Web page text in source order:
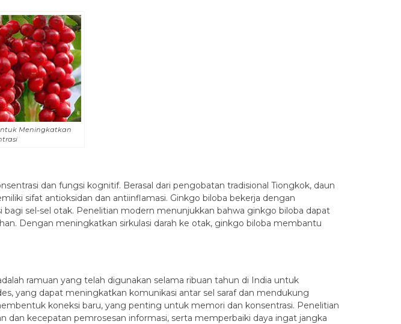
Meningkatkan
dan fungsi kognitif. Berasal dari pengobatan tradisional Tiongkok, daun
sifat antioksidan dan antiinflamasi. Ginkgo biloba bekerja dengan
sel-sel otak. Penelitian modern menunjukkan bahwa ginkgo biloba dapat
Dengan meningkatkan sirkulasi darah ke otak, ginkgo biloba membantu
ramuan yang telah digunakan selama ribuan tahun di India untuk
yang dapat meningkatkan komunikasi antar sel saraf dan mendukung
koneksi baru, yang penting untuk memori dan konsentrasi. Penelitian
kecepatan pemrosesan informasi, serta memperbaiki daya ingat jangka